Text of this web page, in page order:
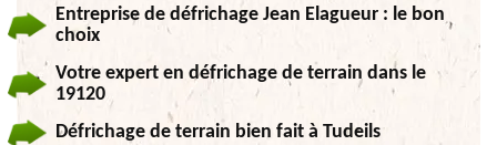
Entreprise de défrichage Jean Elagueur : le bon
choix
Votre expert en défrichage de terrain dans le
19120
Défrichage de terrain bien fait à Tudeils